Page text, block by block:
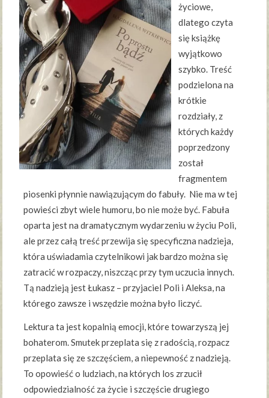
życiowe,
dlatego czyta
się książkę
wyjątkowo
szybko. Treść
podzielona na
krótkie
rozdziały, z
których każdy
poprzedzony
został
fragmentem
piosenki płynnie nawiązującym do fabuły. Nie ma w tej
powieści zbyt wiele humoru, bo nie może być. Fabuła
oparta jest na dramatycznym wydarzeniu w życiu Poli,
ale przez całą treść przewija się specyficzna nadzieja,
która uświadamia czytelnikowi jak bardzo można się
zatracić w rozpaczy, niszcząc przy tym uczucia innych.
Tą nadzieją jest Łukasz – przyjaciel Poli i Aleksa, na
którego zawsze i wszędzie można było liczyć.
Lektura ta jest kopalnią emocji, które towarzyszą jej
bohaterom. Smutek przeplata się z radością, rozpacz
przeplata się ze szczęściem, a niepewność z nadzieją.
To opowieść o ludziach, na których los zrzucił
odpowiedzialność za życie i szczęście drugiego